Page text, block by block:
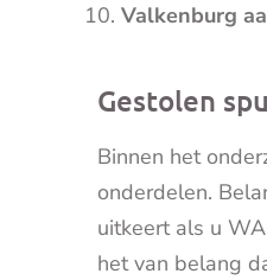
Valkenburg
Gestolen
Binnen het
onderdelen.
uitkeert als u
het van belang